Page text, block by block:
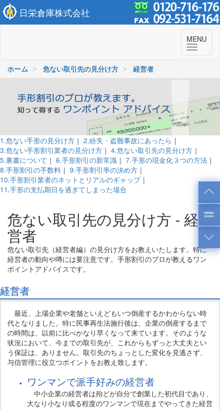
日栄倉庫株式会社
MENU
ホーム 危ない取引先の見分け方 経営者
1.危ない手形の見分け方 ｜ 2.紛失・盗難事故にあったら ｜
3.危ない手形割引業者の見分け方 ｜ 4.危ない取引先の見分け方 ｜
5.裏書について ｜ 6.手形割引の新常識 ｜ 7.手形の現金化３つの方法 ｜
8.手形割引の手数料 ｜ 9.手形割引率の決め方 ｜
10.手形割引業者のネットとリアルのギャップ｜
11.手形の支払期日を過ぎてしまった場合
危ない取引先の見分け方 - 経
営者
危ない取引先（経営者編）の見分け方をお教えいたします。特に
経営者の動向や噂には要注意です。手形割引のプロが教えるワン
ポイントアドバイスです。
経営者
最近、上場企業や老舗といえどもいつ倒産するかわからない時
代となりました。特に民事再生法施行後は、企業の倒産するまで
の時間は、以前に比べかなり早くなって来ています。そのような
状況において、今までの取引先が、これからもずっと大丈夫とい
う保証は、ありません。取引先のちょっとした変化を見逃さず、
与信管理に役立つポイントをお教え致します。
ワンマンで派手好みの経営者
中小企業の経営者は殆どが自分で創業した初代目であり、
大なり小なり或る程度のワンマンで現在までやってきた経営